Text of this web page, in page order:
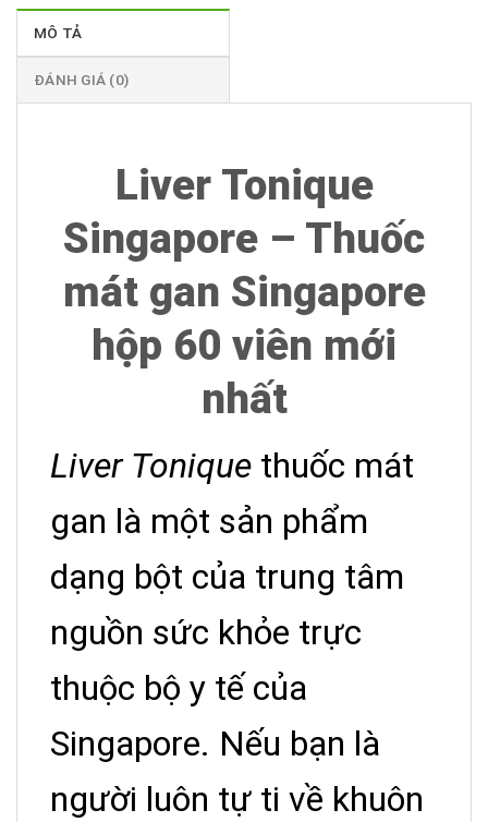
MÔ TẢ
ĐÁNH GIÁ (0)
Liver Tonique
Singapore – Thuốc
mát gan Singapore
hộp 60 viên mới
nhất
Liver Tonique thuốc mát
gan là một sản phẩm
dạng bột của trung tâm
nguồn sức khỏe trực
thuộc bộ y tế của
Singapore. Nếu bạn là
người luôn tự ti về khuôn